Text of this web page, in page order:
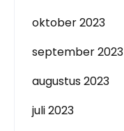
oktober 2023
september 2023
augustus 2023
juli 2023